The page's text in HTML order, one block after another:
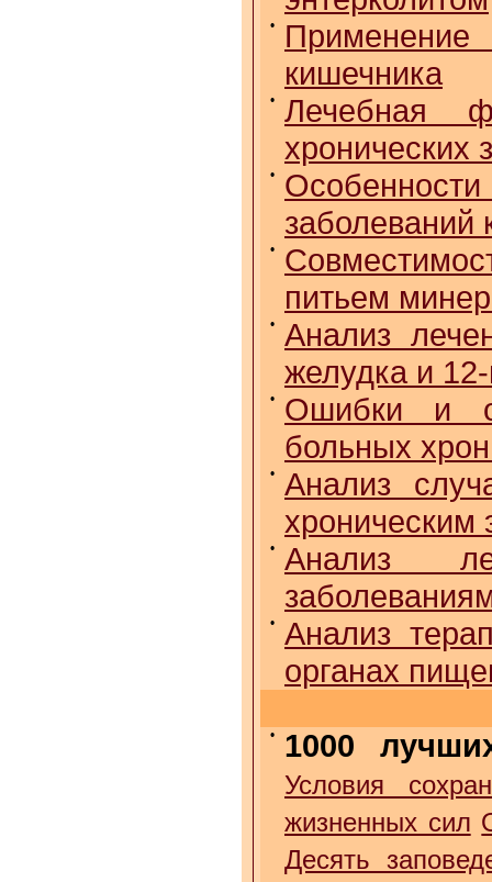
•
кишечника
•
Лечебная
хронических
•
заболеваний
•
питьем
•
Анализ
желудка и
•
Ошибки и
больных
•
Анализ
хроническим
•
Анализ
•
Анализ
органах
• 1000
Условия
жизненных сил
Десять